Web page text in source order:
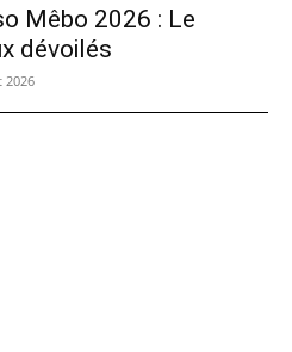
Mêbo 2026 : Le
dévoilés
2026